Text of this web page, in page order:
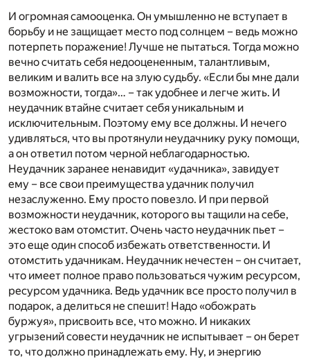
И огромная самооценка. Он умышленно не вступает в
борьбу и не защищает место под солнцем – ведь можно
потерпеть поражение! Лучше не пытаться. Тогда можно
вечно считать себя недооцененным, талантливым,
великим и валить все на злую судьбу. «Если бы мне дали
возможности, тогда»… – так удобнее и легче жить. И
неудачник втайне считает себя уникальным и
исключительным. Поэтому ему все должны. И нечего
удивляться, что вы протянули неудачнику руку помощи,
а он ответил потом черной неблагодарностью.
Неудачник заранее ненавидит «удачника», завидует
ему – все свои преимущества удачник получил
незаслуженно. Ему просто повезло. И при первой
возможности неудачник, которого вы тащили на себе,
жестоко вам отомстит. Очень часто неудачник пьет –
это еще один способ избежать ответственности. И
отомстить удачникам. Неудачник нечестен – он считает,
что имеет полное право пользоваться чужим ресурсом,
ресурсом удачника. Ведь удачник все просто получил в
подарок, а делиться не спешит! Надо «обожрать
буржуя», присвоить все, что можно. И никаких
угрызений совести неудачник не испытывает – он берет
то, что должно принадлежать ему. Ну, и энергию